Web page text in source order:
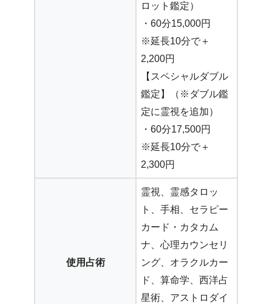
ロット鑑定）
・60分15,000円
※延長10分で＋
2,200円
【スペシャルダブル
鑑定】（※ダブル鑑
定に霊視を追加）
・60分17,500円
※延長10分で＋
2,300円
使用占術
霊視、霊感タロッ
ト、手相、セラピー
カード・カタカム
ナ、心理カウンセリ
ング、オラクルカー
ド、算命学、西洋占
星術、アストロダイ